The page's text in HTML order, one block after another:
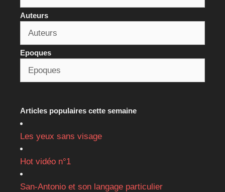
Auteurs
Epoques
Articles populaires cette semaine
Les yeux sans visage
Hot vidéo n°1
San-Antonio et son langage particulier